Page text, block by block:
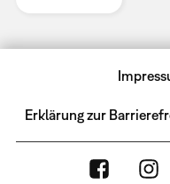
Erklärung zur